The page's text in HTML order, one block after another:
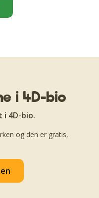
i 4D-bio
4D-bio.
og den er gratis,